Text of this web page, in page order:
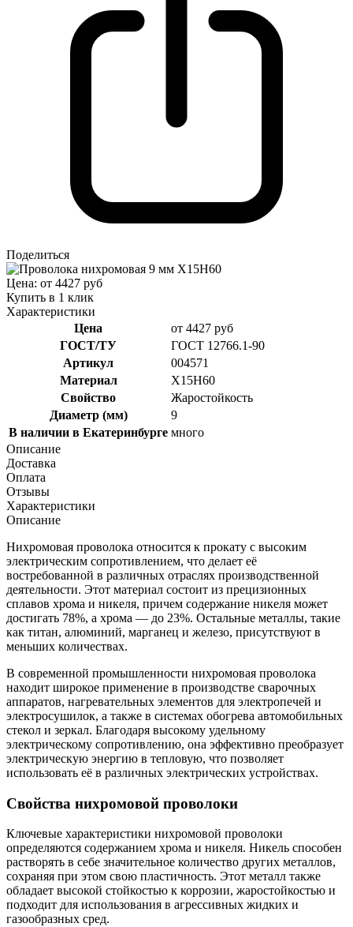
Поделиться
Цена: от 4427 руб
Купить в 1 клик
Характеристики
Цена
от 4427 руб
ГОСТ/ТУ
ГОСТ 12766.1-90
Артикул
004571
Материал
Х15Н60
Свойство
Жаростойкость
Диаметр (мм)
9
В наличии в Екатеринбурге много
Описание
Доставка
Оплата
Отзывы
Характеристики
Описание
Нихромовая проволока относится к прокату с высоким
электрическим сопротивлением, что делает её
востребованной в различных отраслях производственной
деятельности. Этот материал состоит из прецизионных
сплавов хрома и никеля, причем содержание никеля может
достигать 78%, а хрома — до 23%. Остальные металлы, такие
как титан, алюминий, марганец и железо, присутствуют в
меньших количествах.
В современной промышленности нихромовая проволока
находит широкое применение в производстве сварочных
аппаратов, нагревательных элементов для электропечей и
электросушилок, а также в системах обогрева автомобильных
стекол и зеркал. Благодаря высокому удельному
электрическому сопротивлению, она эффективно преобразует
электрическую энергию в тепловую, что позволяет
использовать её в различных электрических устройствах.
Свойства нихромовой проволоки
Ключевые характеристики нихромовой проволоки
определяются содержанием хрома и никеля. Никель способен
растворять в себе значительное количество других металлов,
сохраняя при этом свою пластичность. Этот металл также
обладает высокой стойкостью к коррозии, жаростойкостью и
подходит для использования в агрессивных жидких и
газообразных сред.